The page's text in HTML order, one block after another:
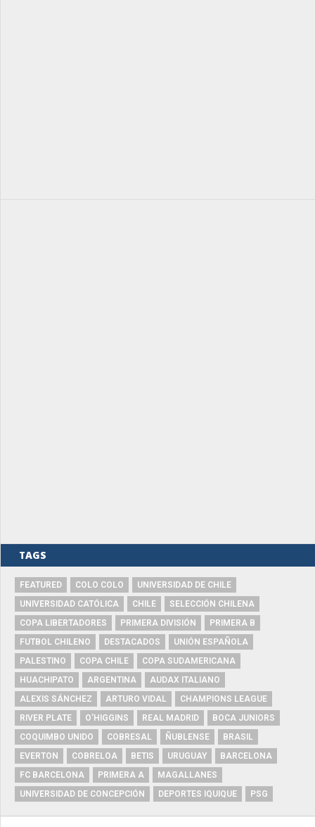
TAGS
FEATURED COLO COLO
UNIVERSIDAD DE CHILE
UNIVERSIDAD CATÓLICA
CHILE
SELECCIÓN CHILENA
COPA LIBERTADORES
PRIMERA DIVISIÓN
PRIMERA B
FUTBOL CHILENO
DESTACADOS
UNIÓN ESPAÑOLA
PALESTINO
COPA CHILE
COPA SUDAMERICANA
HUACHIPATO
ARGENTINA
AUDAX ITALIANO
ALEXIS SÁNCHEZ
ARTURO VIDAL
CHAMPIONS LEAGUE
RIVER PLATE
O'HIGGINS REAL MADRID
BOCA JUNIORS
COQUIMBO UNIDO
COBRESAL ÑUBLENSE
BRASIL
EVERTON
COBRELOA BETIS URUGUAY
BARCELONA
FC BARCELONA
PRIMERA A
MAGALLANES
UNIVERSIDAD DE CONCEPCIÓN
DEPORTES IQUIQUE PSG